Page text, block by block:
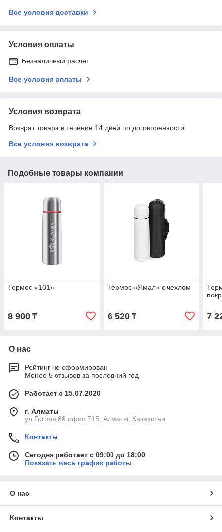
Все условия доставки
Условия оплаты
Безналичный расчет
Все условия оплаты
Условия возврата
Возврат товара в течение 14 дней по договоренности
Все условия возврата
Подобные товары компании
Термос «101»
8 900 ₸
Термос «Ямал» с чехлом
6 520₸ 7
О нас
Рейтинг не сформирован
Менее 5 отзывов за последний год
Работает с 15.07.2020
г. Алматы
ул.Гоголя,86 офис 715, Алматы, Казахстан
Контакты
Сегодня работает с 09:00 до 18:00
Показать весь график работы
О нас
Контакты